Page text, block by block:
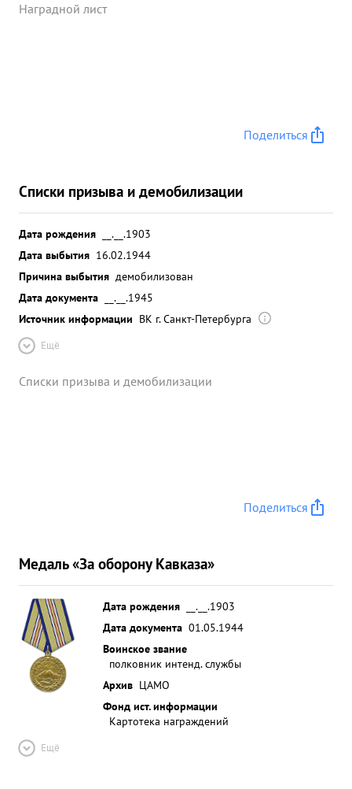
Наградной лист
Поделиться
Списки призыва и демобилизации
Дата рождения
__.__.1903
Дата выбытия 16.02.1944
Причина выбытия демобилизован
Дата документа
__.__.1945
Источник информации ВК г. Санкт-Петербурга
Ещё
Списки призыва и демобилизации
Поделиться
Медаль «За оборону Кавказа»
Дата рождения
__.__.1903
Дата документа 01.05.1944
Воинское звание
полковник интенд. службы
Архив ЦАМО
Фонд ист. информации
Картотека награждений
Ещё